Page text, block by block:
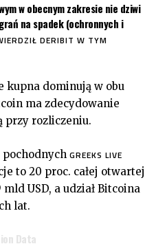
w obecnym zakresie nie dziwi
na spadek (ochronnych i
DERIBIT W TYM
kupna dominują w obu
ma zdecydowanie
przy rozliczeniu.
GREEKS LIVE
to 20 proc. całej otwartej
USD, a udział Bitcoina
lat.
Data